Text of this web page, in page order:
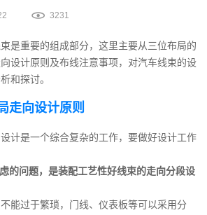
3231
是重要的组成部分，这里主要从三位布局的
设计原则及布线注意事项，对汽车线束的设
和探讨。
走向设计原则
计是一个综合复杂的工作，要做好设计工作
的问题，是装配工艺性好线束的走向分段设
能过于繁琐，门线、仪表板等可以采用分